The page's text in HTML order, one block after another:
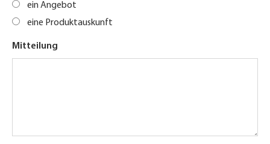
ein Angebot
eine Produktauskunft
Mitteilung